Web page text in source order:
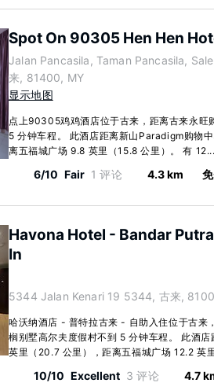
Spot On 90305 Hen Hen
Jalan Pancasila, Taman Pancasila,
来, 81400, MY
显示地图
点上90305鸡鸡酒店位于古来，距离古来永旺
5 分钟车程。 此酒店距离新山Paradigm购物
离五福城广场 9.8 英里（15.8 公里）。 有
6/10 Fair 1 评论 4.3 km
Havona Hotel - Bandar
In
5344 Jalan Kenari 19 5344, 古来,
哈沃纳酒店 - 普特拉古来 - 自助入住位于古来
榈别墅高尔夫度假村不到 5 分钟车程。 此酒
英里（20.7 公里），距离五福城广场 12.2 英
10/10 Excellent 3 评论 4.7